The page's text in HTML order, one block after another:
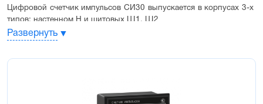
Цифровой счетчик импульсов СИ30 выпускается в корпусах 3-х
типов: настенном Н и щитовых Щ1, Щ2
Основные функциональные возможности
счетчика СИ30:
поступающих от подключенных к прибору датчиков
Развернуть